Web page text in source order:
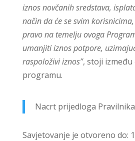
iznos novčanih sredstava,
način da će se svim
pravo na temelju ovoga
umanjiti iznos potpore,
raspoloživi iznos”, stoji
programu.
Nacrt prijedloga
Savjetovanje je otvoreno do: